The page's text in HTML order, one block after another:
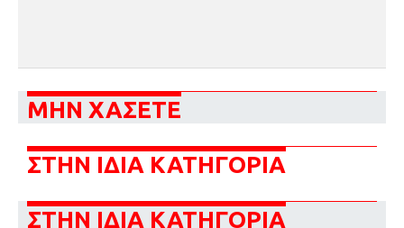
ΜΗΝ ΧΑΣΕΤΕ
ΣΤΗΝ ΙΔΙΑ ΚΑΤΗΓΟΡΙΑ
ΣΤΗΝ ΙΔΙΑ ΚΑΤΗΓΟΡΙΑ